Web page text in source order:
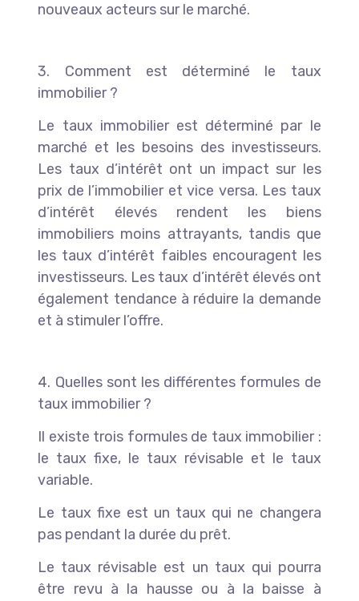
nouveaux acteurs sur le marché.
3. Comment est déterminé le taux
immobilier ?
Le taux immobilier est déterminé par le
marché et les besoins des investisseurs.
Les taux d’intérêt ont un impact sur les
prix de l’immobilier et vice versa. Les taux
d’intérêt élevés rendent les biens
immobiliers moins attrayants, tandis que
les taux d’intérêt faibles encouragent les
investisseurs. Les taux d’intérêt élevés ont
également tendance à réduire la demande
et à stimuler l’offre.
4. Quelles sont les différentes formules de
taux immobilier ?
Il existe trois formules de taux immobilier :
le taux fixe, le taux révisable et le taux
variable.
Le taux fixe est un taux qui ne changera
pas pendant la durée du prêt.
Le taux révisable est un taux qui pourra
être revu à la hausse ou à la baisse à